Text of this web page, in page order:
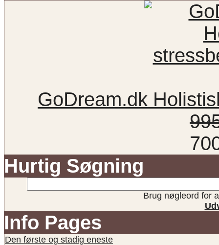
GoDream.dk
Hurtig Søgning
Brug nøgleord for
Info Pages
Den første og stadig eneste